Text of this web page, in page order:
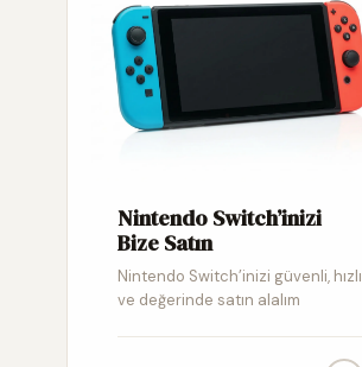
Nintendo Switch’inizi
Bize Satın
Nintendo Switch’inizi güvenli, hızlı
ve değerinde satın alalım